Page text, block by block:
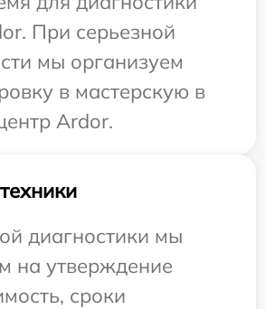
При серьезной
мы организуем
в мастерскую в
Ardor.
диагностики мы
на утверждение
сроки